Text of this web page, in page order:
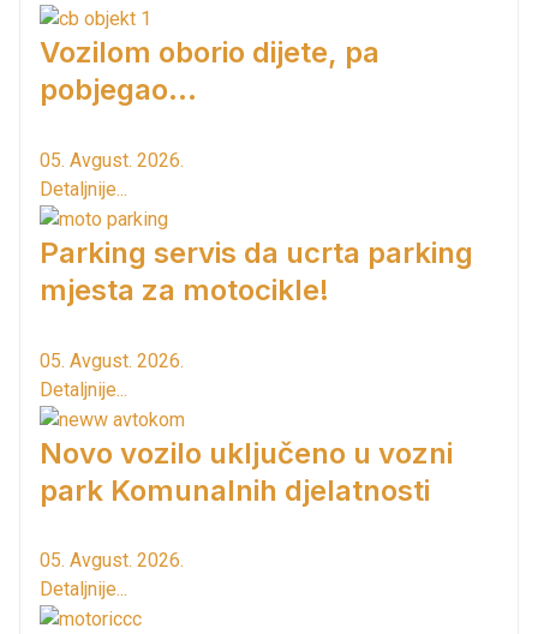
Vozilom oborio dijete, pa
pobjegao...
05. Avgust. 2026.
Detaljnije...
Parking servis da ucrta parking
mjesta za motocikle!
05. Avgust. 2026.
Detaljnije...
Novo vozilo uključeno u vozni
park Komunalnih djelatnosti
05. Avgust. 2026.
Detaljnije...